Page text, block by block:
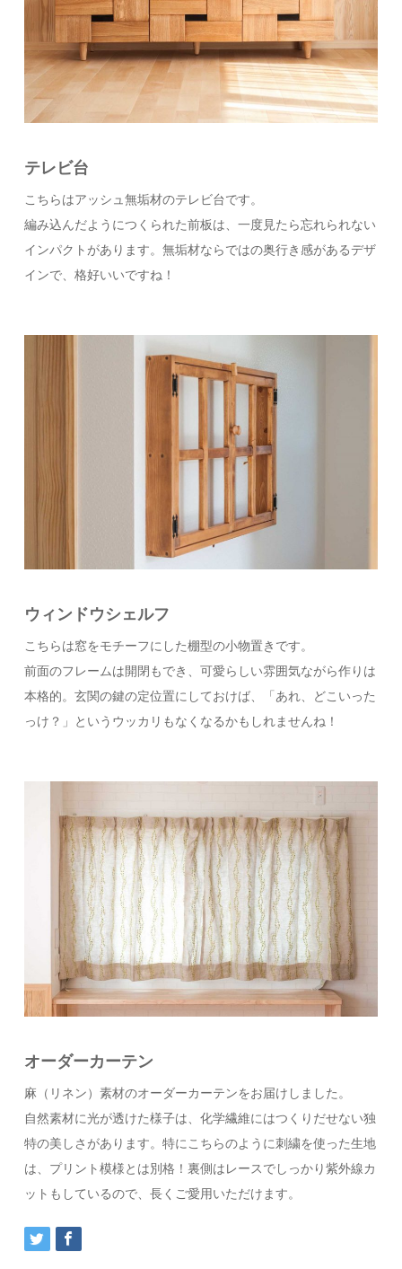
テレビ台
こちらはアッシュ無垢材のテレビ台です。
編み込んだようにつくられた前板は、一度見たら忘れられない
インパクトがあります。無垢材ならではの奥行き感があるデザ
インで、格好いいですね！
ウィンドウシェルフ
こちらは窓をモチーフにした棚型の小物置きです。
前面のフレームは開閉もでき、可愛らしい雰囲気ながら作りは
本格的。玄関の鍵の定位置にしておけば、「あれ、どこいった
っけ？」というウッカリもなくなるかもしれませんね！
オーダーカーテン
麻（リネン）素材のオーダーカーテンをお届けしました。
自然素材に光が透けた様子は、化学繊維にはつくりだせない独
特の美しさがあります。特にこちらのように刺繍を使った生地
は、プリント模様とは別格！裏側はレースでしっかり紫外線カ
ットもしているので、長くご愛用いただけます。